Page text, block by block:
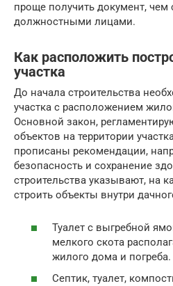
проще получить документ, чем
должностными лицами.
Как расположить
участка
До начала строительства
участка с расположением
Основной закон,
объектов на территории
прописаны рекомендации,
безопасность и сохранение
строительства указывают, на
строить объекты внутри
Туалет с выгребной
мелкого скота
жилого дома и погреба.
Септик, туалет,